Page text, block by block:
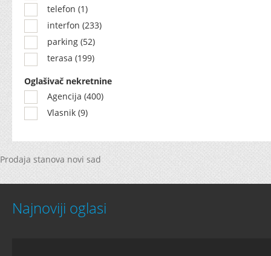
telefon (1)
interfon (233)
parking (52)
terasa (199)
Oglašivač nekretnine
Agencija (400)
Vlasnik (9)
Prodaja stanova novi sad
Najnoviji oglasi